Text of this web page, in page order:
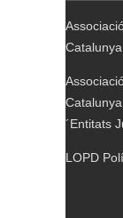
´Entitats
LOPD